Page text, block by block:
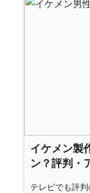
イケメン製
ン？評判・
テレビでも評